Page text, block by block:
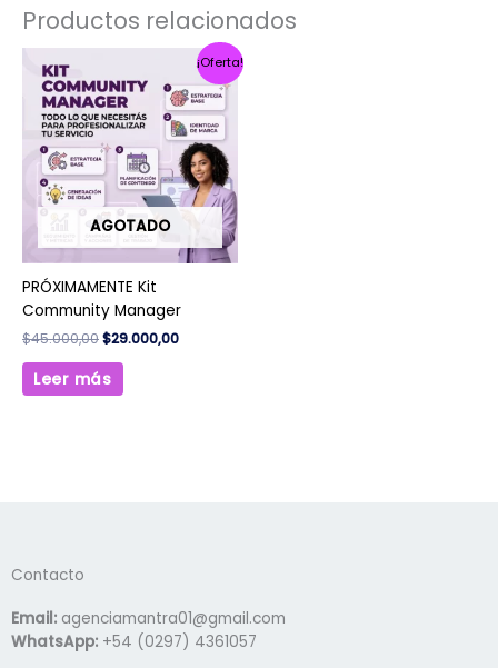
Productos relacionados
¡Oferta!
AGOTADO
PRÓXIMAMENTE Kit
Community Manager
$45.000,00
original
era:
$45.000,00.
$29.000,00
precio
actual
es:
$29.000,00.
Leer más
Contacto
Email: agenciamantra01@gmail.com
WhatsApp: +54 (0297) 4361057